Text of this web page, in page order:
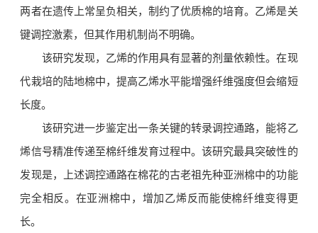
两者在遗传上常呈负相关，制约了优质棉的培育。乙烯是关
键调控激素，但其作用机制尚不明确。
该研究发现，乙烯的作用具有显著的剂量依赖性。在现
代栽培的陆地棉中，提高乙烯水平能增强纤维强度但会缩短
长度。
该研究进一步鉴定出一条关键的转录调控通路，能将乙
烯信号精准传递至棉纤维发育过程中。该研究最具突破性的
发现是，上述调控通路在棉花的古老祖先种亚洲棉中的功能
完全相反。在亚洲棉中，增加乙烯反而能使棉纤维变得更
长。